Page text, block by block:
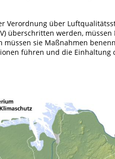
Verordnung über
überschritten werden,
sie Maßnahmen
führen und die Einhaltung